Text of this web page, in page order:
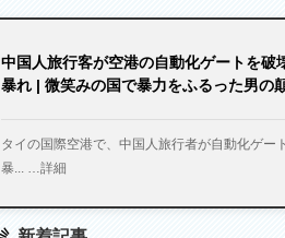
中国人旅行客が空港の自動化ゲートを破
暴れ | 微笑みの国で暴力をふるった男の
タイの国際空港で、中国人旅行者が自動化ゲー
暴... …詳細